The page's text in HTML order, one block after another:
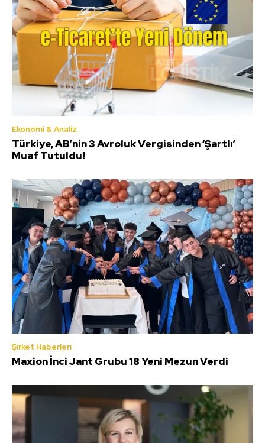
Ekonomi & Analiz
Türkiye, AB’nin 3 Avroluk Vergisinden ‘Şartlı’
Muaf Tutuldu!
Şirket Haberleri
Maxion İnci Jant Grubu 18 Yeni Mezun Verdi